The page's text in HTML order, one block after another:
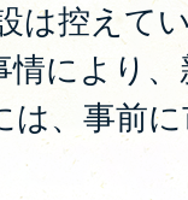
は控えて
により
は、事前